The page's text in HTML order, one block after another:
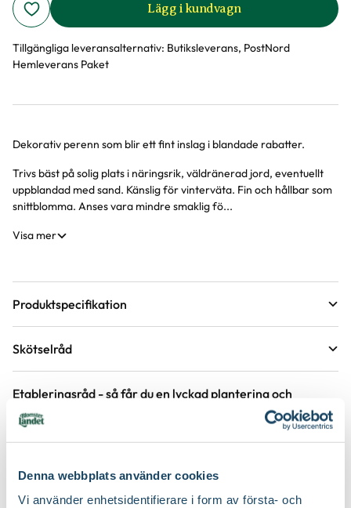
Denna webbplats använder cookies
Vi använder enhetsidentifierare i form av första- och
Lägg i kundvagn
Tillgängliga leveransalternativ: Butiksleverans, PostNord
Hemleverans Paket
Produktinformation
Dekorativ perenn som blir ett fint inslag i blandade rabatter.
Trivs bäst på solig plats i näringsrik, väldränerad jord, eventuellt
uppblandad med sand. Känslig för vinterväta. Fin och hållbar som
snittblomma. Anses vara mindre smaklig fö...
Visa mer
Produktspecifikation
Krukstorlek
Höjd på trädgårdsväxter
Växtsätt
Bladfärg Grön
Skötselråd
Läge Sol
Övervintringsförmåga
Jordmån Mullrik jord, Näringsrik jord, Sandjord, Väldränerad jord
Etableringsråd - så får du en lyckad plantering och
tillväxt
Håll jorden fuktig det första året, stödvattna därefter under
Håll rabatten fri från ogräs för att underlätta etablering.
2 för 170:- 2 för 99:-